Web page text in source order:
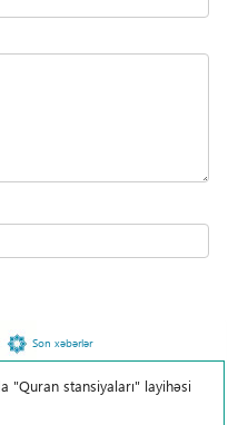
Son xəbərlər
"Quran stansiyaları" layihəsi